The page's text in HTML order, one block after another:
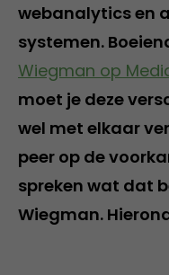
webanalytics en
systemen.
Wiegman op
moet je deze
wel met elkaar
peer op de
spreken wat dat
Wiegman.